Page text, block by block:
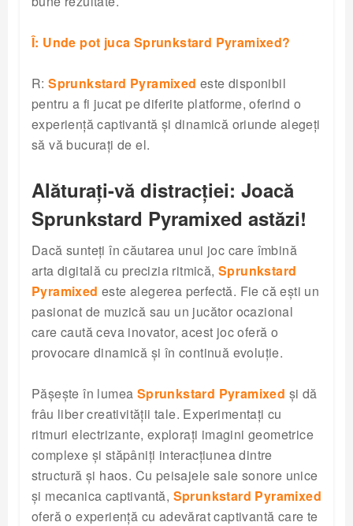
Î: Unde pot juca Sprunkstard Pyramixed?
R:Sprunkstard Pyramixed este disponibil
pentru a fi jucat pe diferite platforme, oferind o
experiență captivantă și dinamică oriunde alegeți
să vă bucurați de el.
Alăturați-vă distracției: Joacă
Sprunkstard Pyramixed astăzi!
Dacă sunteți în căutarea unui joc care îmbină
arta digitală cu precizia ritmică, Sprunkstard
Pyramixed este alegerea perfectă. Fie că ești un
pasionat de muzică sau un jucător ocazional
care caută ceva inovator, acest joc oferă o
provocare dinamică și în continuă evoluție.
Pășește în lumea Sprunkstard Pyramixed și dă
frâu liber creativității tale. Experimentați cu
ritmuri electrizante, explorați imagini geometrice
complexe și stăpâniți interacțiunea dintre
structură și haos. Cu peisajele sale sonore unice
și mecanica captivantă, Sprunkstard Pyramixed
oferă o experiență cu adevărat captivantă care te